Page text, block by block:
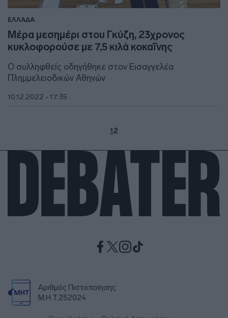
ΕΛΛΑΔΑ
Μέρα μεσημέρι στου Γκύζη, 23χρονος
κυκλοφορούσε με 7,5 κιλά κοκαΐνης
Ο συλληφθείς οδηγήθηκε στον Εισαγγελέα
Πλημμελειοδικών Αθηνών
10.12.2022 - 17:35
12
Αριθμός Πιστοποίησης
Μ.Η.Τ.252024